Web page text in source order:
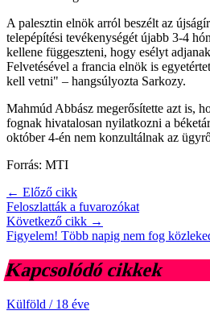
A palesztin elnök arról beszélt az
telepépítési tevékenységét újabb 3-4
kellene függeszteni, hogy esélyt
Felvetésével a francia elnök is
kell vetni" – hangsúlyozta Sarkozy.
Mahmúd Abbász megerősítette azt is,
fognak hivatalosan nyilatkozni a
október 4-én nem konzultálnak az
Forrás: MTI
← Előző cikk
Feloszlatták a fuvarozókat
Következő cikk →
Figyelem! Több napig nem fog
Kapcsolódó cikkek
Külföld / 18 éve